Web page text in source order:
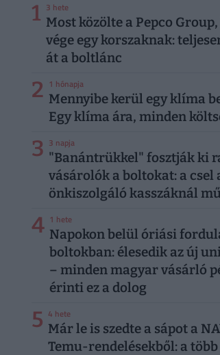
1 3 hete
Most közölte a Pepco
vége egy korszaknak:
át a boltlánc
2 1 hónapja
Mennyibe kerül egy klíma
Egy klíma ára, minden
3 3 napja
"Banántrükkel" fosztják ki
vásárolók a boltokat: a csel
önkiszolgáló kasszáknál
4 1 hete
Napokon belül óriási
boltokban: élesedik az új
– minden magyar vásárló
érinti ez a dolog
5 4 hete
Már le is szedte a sápot a
Temu-rendelésekből: a több